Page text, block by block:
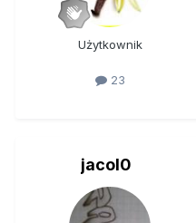
Użytkownik
23
jacol0